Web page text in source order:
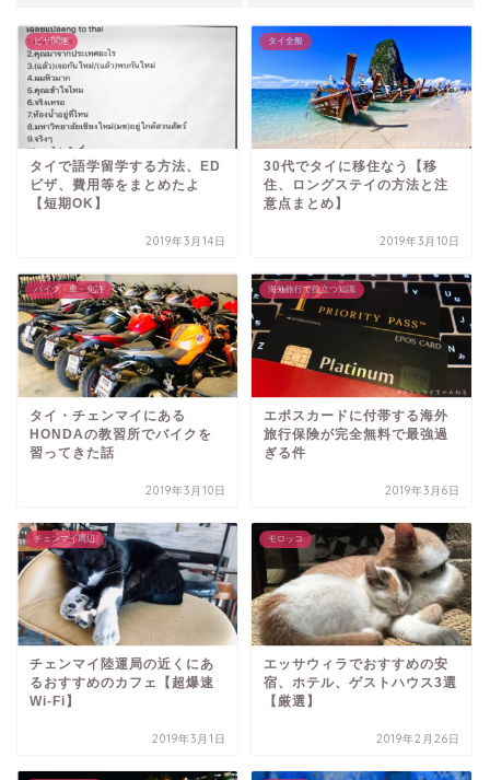
ビザ関連
タイで語学留学する方法、ED
ビザ、費用等をまとめたよ
【短期OK】
2019年3月14日
タイ全般
30代でタイに移住なう【移
住、ロングステイの方法と注
意点まとめ】
2019年3月10日
バイク・車・免許
タイ・チェンマイにある
HONDAの教習所でバイクを
習ってきた話
2019年3月10日
海外旅行で役立つ知識
エポスカードに付帯する海外
旅行保険が完全無料で最強過
ぎる件
2019年3月6日
チェンマイ周辺
チェンマイ陸運局の近くにあ
るおすすめのカフェ【超爆速
Wi-Fi】
2019年3月1日
モロッコ
エッサウィラでおすすめの安
宿、ホテル、ゲストハウス3選
【厳選】
2019年2月26日